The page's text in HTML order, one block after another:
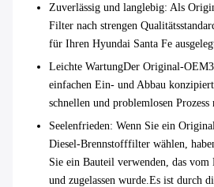
Zuverlässig und langlebig: Als
Filter nach strengen
für Ihren Hyundai Santa Fe
Leichte WartungDer Original-
einfachen Ein- und Abbau
schnellen und problemlosen Prozess
Seelenfrieden: Wenn Sie ein
Diesel-Brennstofffilter wählen,
Sie ein Bauteil verwenden, das vom
und zugelassen wurde.Es ist durch